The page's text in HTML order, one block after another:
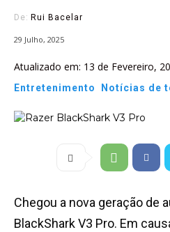
De: Rui Bacelar
29 Julho, 2025
Atualizado em: 13 de Fevereiro,
Entretenimento Notícias de
Chegou a nova geração de
BlackShark V3 Pro. Em